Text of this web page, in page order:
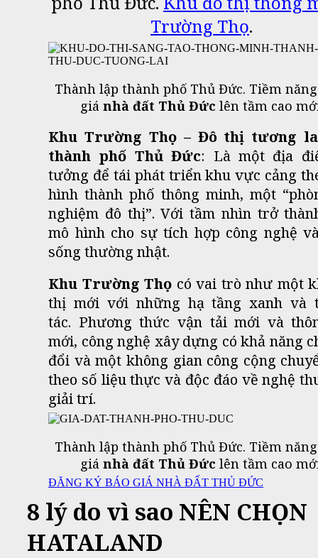
Trường Thọ.
Thành lập thành phố Thủ Đức. Tiềm
giá nhà đất Thủ Đức lên tầm cao
Khu Trường Thọ – Đô thị tương
thành phố Thủ Đức: Là một địa
tưởng để tái phát triển khu vực cảng
hình thành phố thông minh, một
nghiệm đô thị”.Với tầm nhìn trở
mô hình cho sự tích hợp công nghệ
sống thường nhật.
Khu Trường Thọ có vai trò như một
thị mới với những hạ tầng xanh và
tác. Phương thức vận tải mới và
mới, công nghệ xây dựng có khả năng
đổi và một không gian công cộng
theo số liệu thực và độc đáo về nghệ
giải trí.
Thành lập thành phố Thủ Đức. Tiềm
giá nhà đất Thủ Đức lên tầm cao
ĐĂNG KÝ BÁO GIÁ NHÀ ĐẤT THỦ ĐỨC
8 lý do vì sao NÊN CHỌN
HATALAND